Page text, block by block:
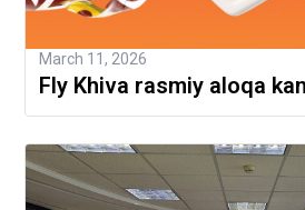
March 11, 2026
Fly Khiva rasmiy aloqa